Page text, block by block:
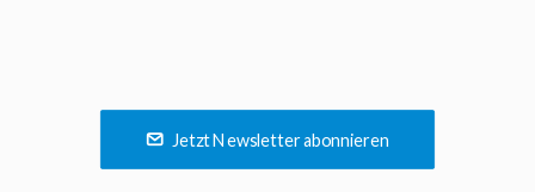
Jetzt Newsletter abonnieren